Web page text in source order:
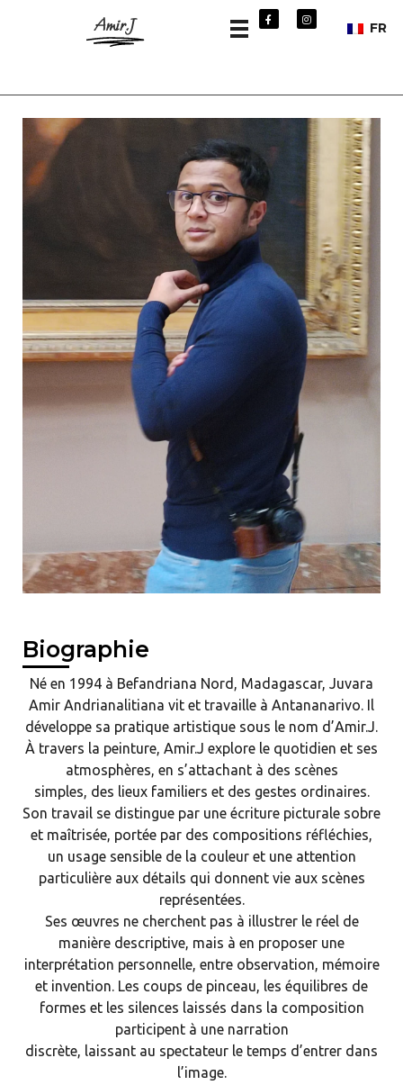
Amir.J FR
Biographie
Né en 1994 à Befandriana Nord, Madagascar, Juvara
Amir Andrianalitiana vit et travaille à Antananarivo. Il
développe sa pratique artistique sous le nom d’Amir.J.
À travers la peinture, Amir.J explore le quotidien et ses
atmosphères, en s’attachant à des scènes
simples, des lieux familiers et des gestes ordinaires.
Son travail se distingue par une écriture picturale sobre
et maîtrisée, portée par des compositions réfléchies,
un usage sensible de la couleur et une attention
particulière aux détails qui donnent vie aux scènes
représentées.
Ses œuvres ne cherchent pas à illustrer le réel de
manière descriptive, mais à en proposer une
interprétation personnelle, entre observation, mémoire
et invention. Les coups de pinceau, les équilibres de
formes et les silences laissés dans la composition
participent à une narration
discrète, laissant au spectateur le temps d’entrer dans
l’image.